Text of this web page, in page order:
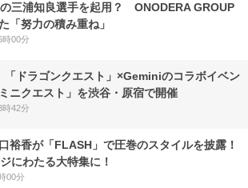
三浦知良選手を起用？ ONODERA GROUP
「努力の積み重ね」
時00分
ドラゴンクエスト」×Geminiのコラボイベン
ニクエスト」を渋谷・原宿で開催
時42分
裕香が「FLASH」で圧巻のスタイルを披露！
にわたる大特集に！
00分